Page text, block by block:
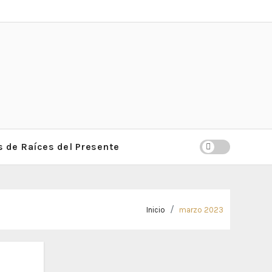
de Raíces del Presente
Inicio marzo 2023